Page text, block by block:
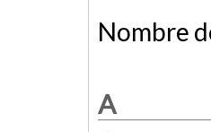
Nombre
A